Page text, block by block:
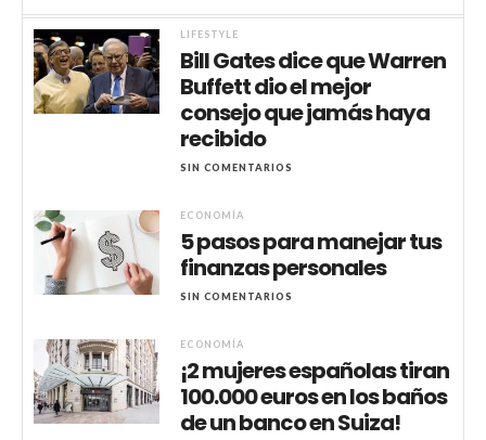
LIFESTYLE
Bill Gates dice que Warren
Buffett dio el mejor
consejo que jamás haya
recibido
SIN COMENTARIOS
ECONOMÍA
5 pasos para manejar tus
finanzas personales
SIN COMENTARIOS
ECONOMÍA
¡2 mujeres españolas tiran
100.000 euros en los baños
de un banco en Suiza!